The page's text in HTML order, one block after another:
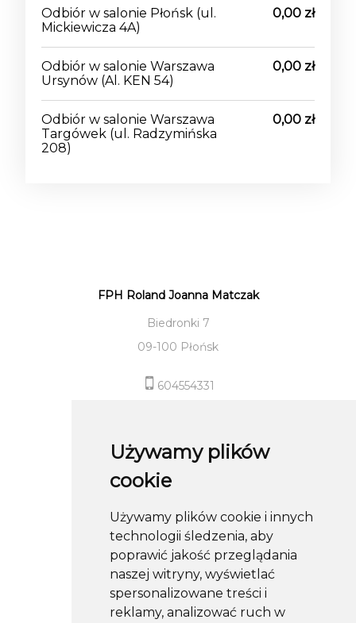
Używamy plików
cookie
Używamy plików cookie i innych
technologii śledzenia, aby
poprawić jakość przeglądania
naszej witryny, wyświetlać
spersonalizowane treści i
reklamy, analizować ruch w
Odbiór w salonie Płońsk (ul.
Mickiewicza 4A)
0,00 zł
Odbiór w salonie Warszawa
Ursynów (Al. KEN 54)
0,00 zł
Odbiór w salonie Warszawa
Targówek (ul. Radzymińska
208)
0,00 zł
FPH Roland Joanna Matczak
Biedronki 7
09-100 Płońsk
604554331
Informacje
Pomoc
Moje konto
Obserwuj nas